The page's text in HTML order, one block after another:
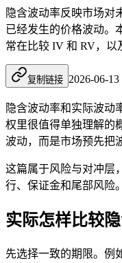
隐含波动率反映市场对
已经发生的价格波动。
常在比较 IV 和 RV，以
复制链接 2026-06-13
隐含波动率和实际波动
权里很值得单独理解的
波动，而是市场预先把
这篇属于风险与对冲层
行、保证金和尾部风险。
实际怎样比较
先选择一致的期限。例